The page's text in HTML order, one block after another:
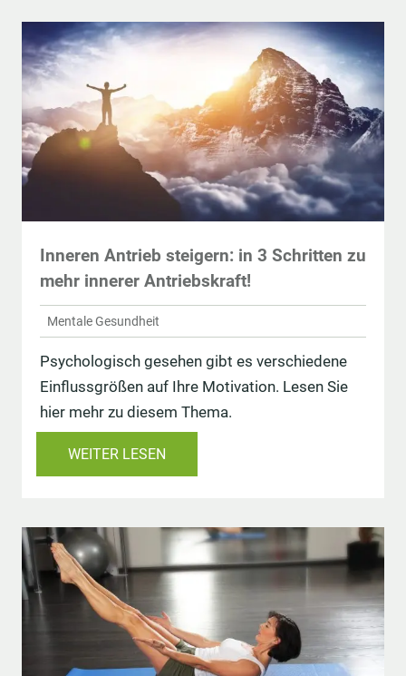
Inneren Antrieb steigern: in 3 Schritten zu
mehr innerer Antriebskraft!
Mentale Gesundheit
Psychologisch gesehen gibt es verschiedene
Einflussgrößen auf Ihre Motivation. Lesen Sie
hier mehr zu diesem Thema.
WEITER LESEN